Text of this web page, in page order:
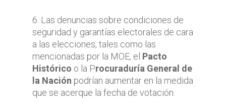
6. Las denuncias sobre condiciones de
seguridad y garantías electorales de cara
a las elecciones, tales como las
mencionadas por la MOE, el Pacto
Histórico o la Procuraduría General de
la Nación podrían aumentar en la medida
que se acerque la fecha de votación.